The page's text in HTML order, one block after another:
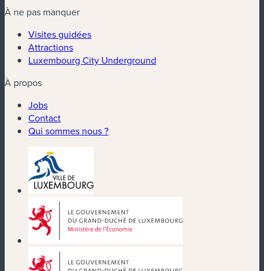
À ne pas manquer
Visites guidées
Attractions
Luxembourg City Underground
À propos
Jobs
Contact
Qui sommes nous ?